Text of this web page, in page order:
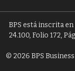
BPS está inscrita
24.100, Folio 172,
© 2026 BPS